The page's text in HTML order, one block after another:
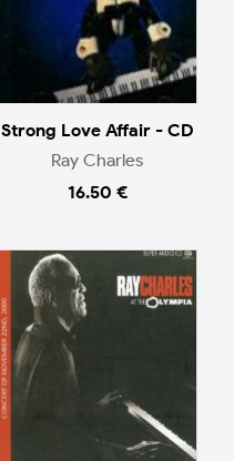
Strong Love Affair - CD
Ray Charles
16.50 €